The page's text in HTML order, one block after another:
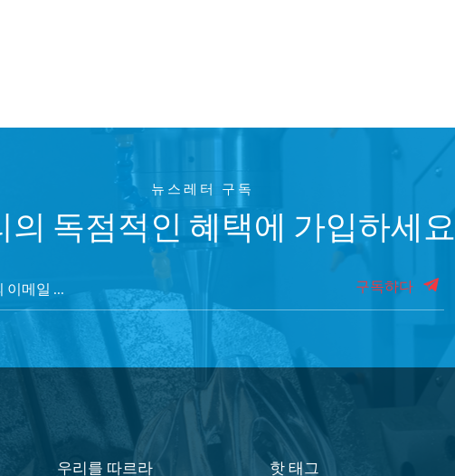
뉴스레터 구독
의 독점적인 혜택에 가입하세요
구독하다
우리를 따르라 핫 태그